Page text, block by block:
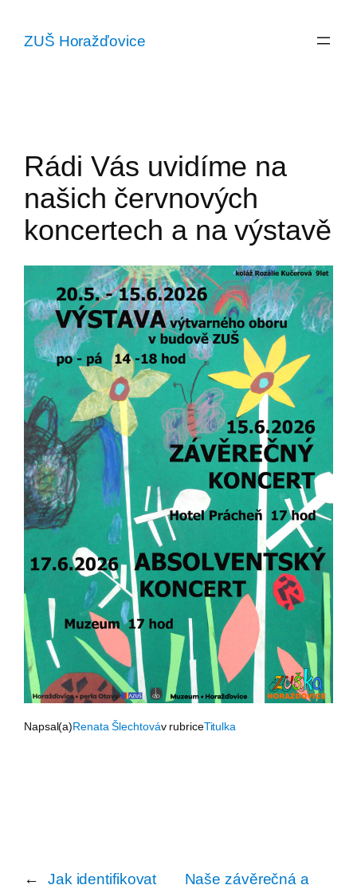
obsahZUŠ Horažďovice
Rádi Vás uvidíme na
našich červnových
koncertech a na výstavě
Napsal(a)Renata Šlechtováv rubriceTitulka
←
Jak identifikovat
Naše závěrečná a